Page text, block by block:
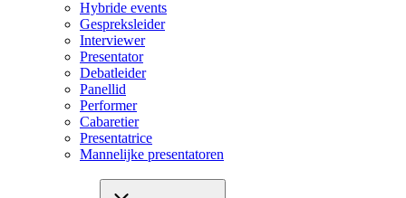
Hybride events
Gespreksleider
Interviewer
Presentator
Debatleider
Panellid
Performer
Cabaretier
Presentatrice
Mannelijke presentatoren